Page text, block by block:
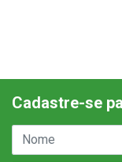
Cadastre-se